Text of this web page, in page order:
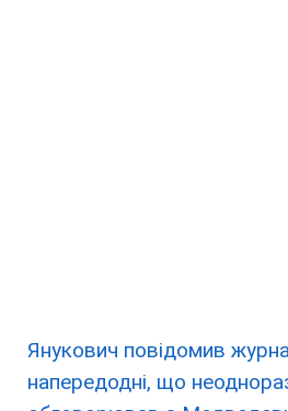
Янукович повідомив
напередодні, що